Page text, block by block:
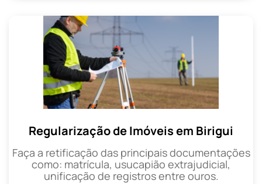
Regularização de Imóveis em Birigui
Faça a retificação das principais documentações
como: matrícula, usucapião extrajudicial,
unificação de registros entre ouros.